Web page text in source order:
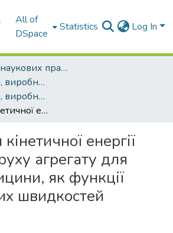
All of
DSpace
Statistics Log In
Збірники наукових праць ЦНТУ
Конструювання, виробництво та експлуатація сільськогосподарських машин. Загальнодержавний міжвідомчий науково-технічний збірник.
Конструювання, виробництво та експлуатація сільськогосподарських машин. Випуск 43. Ч. 1 - 2013
Визначення кінетичної енергії відносного руху агрегату для збирання рицини, як функції узагальнених швидкостей
енергії
агрегату для
як функції
швидкостей